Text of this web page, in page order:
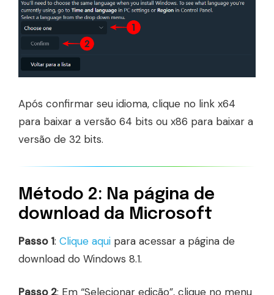
Após confirmar seu idioma, clique no link x64
para baixar a versão 64 bits ou x86 para baixar a
versão de 32 bits.
Método 2: Na página de
download da Microsoft
Passo 1: Clique aqui para acessar a página de
download do Windows 8.1.
Passo 2: Em “Selecionar edição”, clique no menu